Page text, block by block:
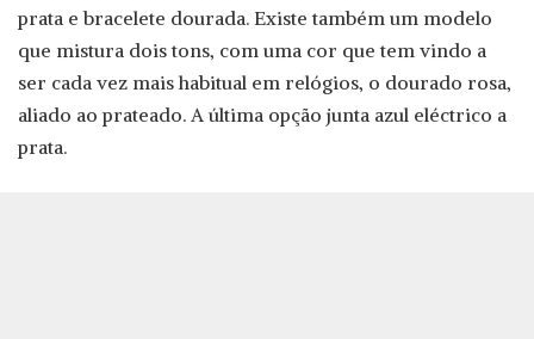
prata e bracelete dourada. Existe também um modelo
que mistura dois tons, com uma cor que tem vindo a
ser cada vez mais habitual em relógios, o dourado rosa,
aliado ao prateado. A última opção junta azul eléctrico a
prata.